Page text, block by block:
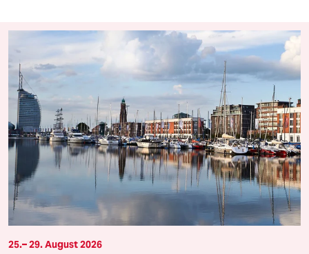
25.– 29. August 2026